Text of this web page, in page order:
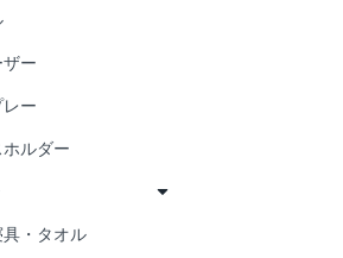
ー
ー
ルダー
・タオル